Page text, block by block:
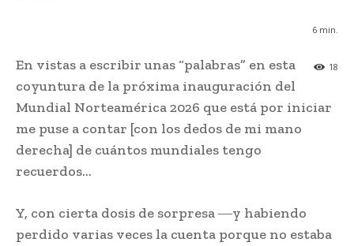
6 min.
18
En vistas a escribir unas “palabras” en esta
coyuntura de la próxima inauguración del
Mundial Norteamérica 2026 que está por iniciar
me puse a contar [con los dedos de mi mano
derecha] de cuántos mundiales tengo
recuerdos…
Y, con cierta dosis de sorpresa ―y habiendo
perdido varias veces la cuenta porque no estaba